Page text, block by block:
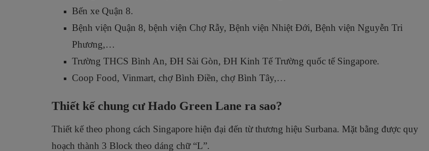
Bến xe Quận 8.
Bệnh viện Quận 8, bệnh viện Chợ Rẫy, Bệnh viện Nhiệt Đới, Bệnh viện Nguyễn Tri
Phương,…
Trường THCS Bình An, ĐH Sài Gòn, ĐH Kinh Tế Trường quốc tế Singapore.
Coop Food, Vinmart, chợ Bình Điền, chợ Bình Tây,…
Thiết kế chung cư Hado Green Lane ra sao?
Thiết kế theo phong cách Singapore hiện đại đến từ thương hiệu Surbana. Mặt bằng được quy
hoạch thành 3 Block theo dáng chữ “L”.